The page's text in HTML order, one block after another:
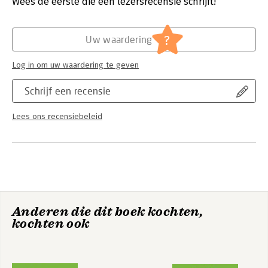
Schrijf een recensie
Lees ons recensiebeleid
Uw waardering ?
Log in om uw waardering te geven
Anderen die dit boek kochten,
kochten ook